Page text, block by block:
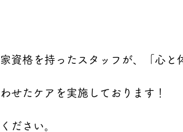
資格を持ったスタッフが、「心と
せたケアを実施しております！
ださい。